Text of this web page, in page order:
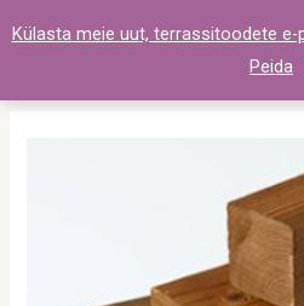
Külasta meie uut, terrassitoodete
Peida
to